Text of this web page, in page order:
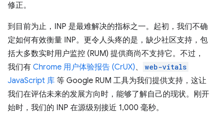
修正。
到目前为止，INP 是最难解决的指标之一。起初，我们不确
定如何有效衡量 INP。更令人头疼的是，缺少社区支持，包
括大多数实时用户监控 (RUM) 提供商尚不支持它。不过，
我们有 Chrome 用户体验报告 (CrUX)、 web-vitals
JavaScript 库 等 Google RUM 工具为我们提供支持，这让
我们在评估未来的发展方向时，能够了解自己的现状。刚开
始时，我们的 INP 在源级别接近 1,000 毫秒。